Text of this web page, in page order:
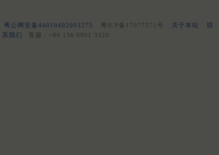
粤公网安备44010402003275 粤ICP备17077571号 关于本站
联
系我们
客服：+86 136 0901 3320